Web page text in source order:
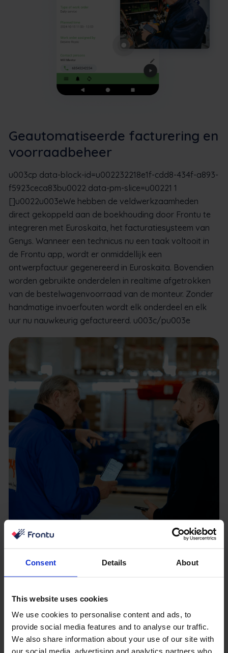
Consent Details About
This website uses cookies
We use cookies to personalise content and ads, to
provide social media features and to analyse our traffic.
We also share information about your use of our site with
our social media, advertising and analytics partners who
Geautomatiseerde facturering en
voorraadbeheer
u003cp data-block-id=u002232218e1f-cdd8-434f-a893-
f5923ceca83bu0022 data-pm-slice=u00221 1
[]u0022u003eWe hebben de veldwerkzaamheden
direct gekoppeld aan de boekhouding door Frontu te
integreren met Euroskaita, het facturatiesysteem van
Genys. Wanneer een technicus nu een taak voltooit in
de Frontu app, wordt er onmiddellijk een
ontwerpfactuur gegenereerd in Euroskaita. Bovendien
worden gebruikte onderdelen in realtime afgetrokken
van de bestelwagenvoorraad van de monteur. Zonder
handmatige invoerfouten wordt elk onderdeel en elk
uur nu nauwkeurig gefactureerd. u003c/pu003e
Gestroomlijnde workflow en
snellere reacties
Frontu heeft het taakbeheer voor Genys volledig
getransformeerd. Klanten kunnen nu taken
rechtstreeks in de app aanmaken en beheren. Omdat
ze alle informatie op één plek hebben, kunnen technici